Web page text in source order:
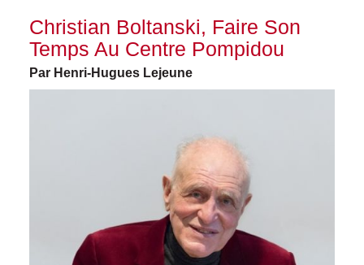
Christian Boltanski, Faire Son
Temps Au Centre Pompidou
Par Henri-Hugues Lejeune